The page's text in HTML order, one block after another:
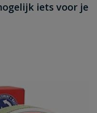
iets voor je